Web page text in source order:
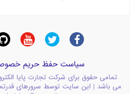
سیاست حفظ حریم
تمامی حقوق برای شرکت تجارت پایا
می باشد | این سایت توسط سرورهای